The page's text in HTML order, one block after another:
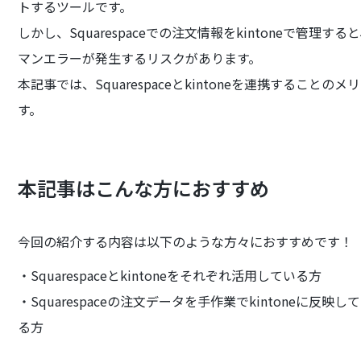
トするツールです。
しかし、Squarespaceでの注文情報をkintoneで管理する
マンエラーが発生するリスクがあります。
本記事では、Squarespaceとkintoneを連携することのメ
す。
本記事はこんな方におすすめ
今回の紹介する内容は以下のような方々におすすめです！
・Squarespaceとkintoneをそれぞれ活用している方
・Squarespaceの注文データを手作業でkintoneに反映し
る方